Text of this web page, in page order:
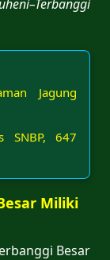
Jagung
SNBP, 647
Miliki
Besar